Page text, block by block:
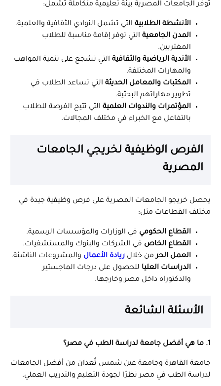
توفر الجامعات المصرية بيئة تعليمية متكاملة تشمل:
الأنشطة الطلابية التي تشمل النوادي الثقافية والعلمية.
المدن الجامعية التي توفر إقامة مناسبة للطلاب
المغتربين.
الأندية الرياضية والثقافية التي تشجع على تنمية المواهب
والمهارات المختلفة.
المكتبات والمعامل الحديثة التي تساعد الطلاب في
تطوير مهاراتهم البحثية.
المؤتمرات والندوات العلمية التي تتيح الفرصة للطلاب
بالتفاعل مع الخبراء في مختلف المجالات.
الفرص الوظيفية لخريجي الجامعات
المصرية
يحصل خريجو الجامعات المصرية على فرص وظيفية جيدة في
مختلف القطاعات مثل:
القطاع الحكومي في الوزارات والمؤسسات الرسمية.
القطاع الخاص في الشركات والبنوك والمستشفيات.
العمل الحرمن خلال ريادة الأعمال والمشروعات الناشئة.
الدراسات العليا للحصول على درجات الماجستير
والدكتوراه داخل مصر وخارجها.
الأسئلة الشائعة
1. ما هي أفضل جامعة لدراسة الطب في مصر؟
جامعة القاهرة وجامعة عين شمس تُعدان من أفضل الجامعات
لدراسة الطب في مصر نظرًا لجودة التعليم والتدريب العملي.